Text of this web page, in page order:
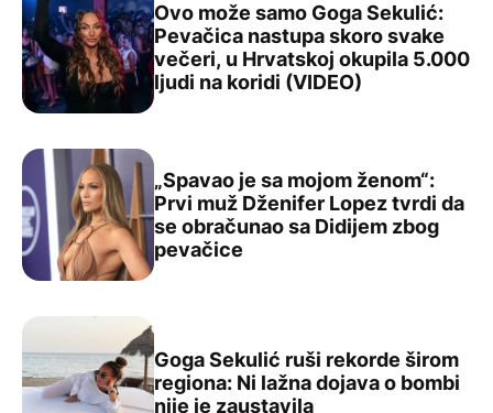
Ovo može samo Goga Sekulić: Pevačica nastupa
Ovo može samo Goga Sekulić:
Pevačica nastupa skoro svake
večeri, u Hrvatskoj okupila 5.000
ljudi na koridi (VIDEO)
„Spavao je sa mojom ženom“: Prvi muž Dženifer
„Spavao je sa mojom ženom“:
Prvi muž Dženifer Lopez tvrdi da
se obračunao sa Didijem zbog
pevačice
Goga Sekulić ruši rekorde širom regiona: Ni lažna
Goga Sekulić ruši rekorde širom
regiona: Ni lažna dojava o bombi
nije je zaustavila